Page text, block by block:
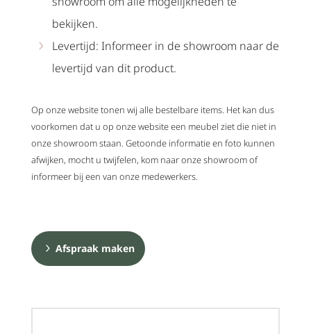
bekijken.
Levertijd: Informeer in de showroom naar de
levertijd van dit product.
Op onze website tonen wij alle bestelbare items. Het kan dus
voorkomen dat u op onze website een meubel ziet die niet in
onze showroom staan. Getoonde informatie en foto kunnen
afwijken, mocht u twijfelen, kom naar onze showroom of
informeer bij een van onze medewerkers.
Afspraak maken